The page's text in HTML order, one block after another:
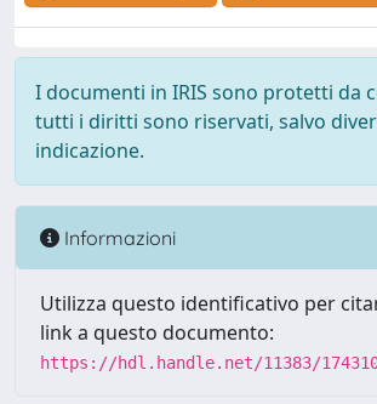
I documenti in IRIS sono protetti da
tutti i diritti sono riservati, salvo
indicazione.
Informazioni
Utilizza questo identificativo per
link a questo documento:
https://hdl.handle.net/11383/